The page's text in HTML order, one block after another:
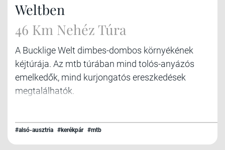
Weltben
46 Km Nehéz Túra
A Bucklige Welt dimbes-dombos környékének
kéjtúrája. Az mtb túrában mind tolós-anyázós
emelkedők, mind kurjongatós ereszkedések
megtalálhatók.
#alsó-ausztria #kerékpár #mtb